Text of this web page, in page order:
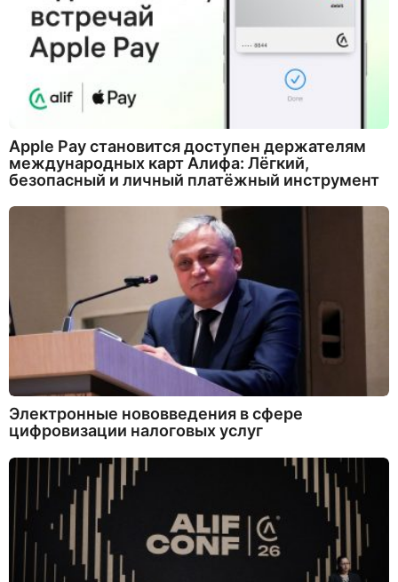
Apple Pay становится доступен держателям
международных карт Алифа: Лёгкий,
безопасный и личный платёжный инструмент
Электронные нововведения в сфере
цифровизации налоговых услуг